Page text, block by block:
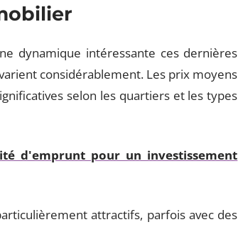
dynamique intéressante ces dernières
considérablement. Les prix moyens
selon les quartiers et les types
d'emprunt pour un investissement
attractifs, parfois avec des